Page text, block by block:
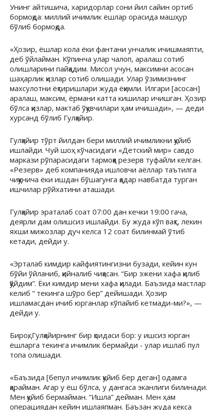
Унинг айтишича, харидорлар сони йил сайин ортиб
бормоқда: миллий ичимлик ёшлар орасида машҳур
бўлиб бормоқда.
«Ҳозир, ёшлар кола ёки фантани унчалик ичишмаяпти,
деб ўйлайман. Кўпинча улар чалоп, аралаш сотиб
олишларини пайқадим. Мисол учун, максимни асосан
шаҳарлик қизлар сотиб олишади. Улар ўзимизнинг
махсулотни ёқтиришлари жуда ёқимли. Илгари [асосан]
аралаш, максим, ёрмани катта кишилар ичишган. Ҳозир
бўлса қизлар, мактаб ўқувчилари ҳам ичишади», — деди
хурсанд бўлиб Гулқайир.
Гулқайир тўрт йилдан бери миллий ичимликни қуйиб
ишлайди. Чуй шоҳ кўчасидаги «Детский мир» савдо
маркази рўпарасидаги тармоққа резерв туфайли келган.
«Резерв» деб компанияда ишловчи аёллар таътилга
чиққунича ёки ишдан бўшагунга қадар навбатда турган
ишчилар рўйхатини аташади.
Гулқайир эраталаб соат 07:00 дан кечки 19:00 гача,
деярли дам олишсиз ишлайди. Бу жуда кўп вақт, лекин
яхши мижозлар дуч келса 12 соат билинмай ўтиб
кетади, дейди у.
«Эрталаб кимдир кайфиятингизни бузади, кейин кун
бўйи ўйланиб, қийналиб чиқасан. “Бир эжени хафа қилиб
қўйдим”. Ёки кимдир мени хафа қилади. Баъзида мастлар
келиб “ текинга шўро бер” дейишади. Ҳозир
ишламасдан ичиб юрганлар кўпайиб кетмади-ми?», —
дейди у.
Бироқ, Гулқайирнинг бир қоидаси бор: у ишсиз юрган
ёшларга текинга ичимлик бермайди - улар ишлаб пул
топа олишади.
«Баъзида [бепул ичимлик қуйиб бер деган] одамга
қарайман. Агар у ёш бўлса, у дангаса эканлиги билинади.
Мен қуйиб бермайман. “Ишла” дейман. Мен ҳам
операциядан кейин ишлаяпман. Баъзан жуда кекса